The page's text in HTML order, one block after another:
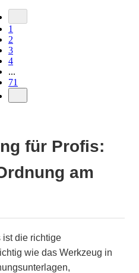
1
2
3
4
...
71
für Profis:
am
ist die richtige
wie das Werkzeug in